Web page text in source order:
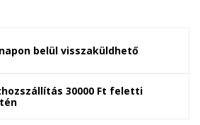
belül visszaküldhető
30000 Ft feletti